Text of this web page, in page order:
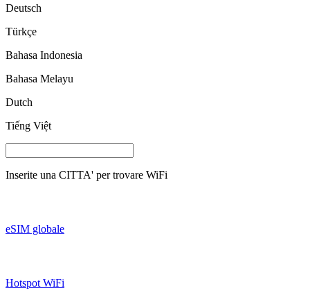
Deutsch
Türkçe
Bahasa Indonesia
Bahasa Melayu
Dutch
Tiếng Việt
Inserite una CITTA' per trovare WiFi
eSIM globale
Hotspot WiFi